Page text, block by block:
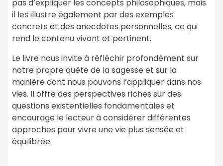
pas d’expliquer les concepts philosophiques, mais
il les illustre également par des exemples
concrets et des anecdotes personnelles, ce qui
rend le contenu vivant et pertinent.
Le livre nous invite à réfléchir profondément sur
notre propre quête de la sagesse et sur la
manière dont nous pouvons l’appliquer dans nos
vies. Il offre des perspectives riches sur des
questions existentielles fondamentales et
encourage le lecteur à considérer différentes
approches pour vivre une vie plus sensée et
équilibrée.